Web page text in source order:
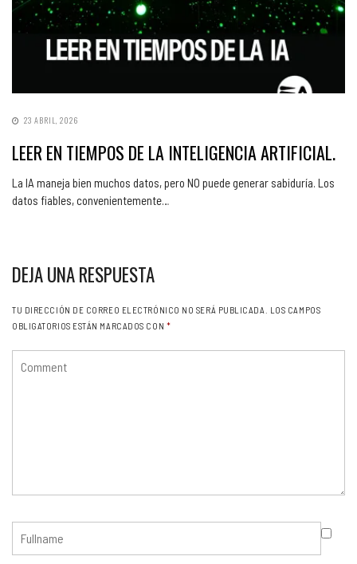
23 ABRIL, 2026
LEER EN TIEMPOS DE LA INTELIGENCIA ARTIFICIAL.
La IA maneja bien muchos datos, pero NO puede generar sabiduría. Los
datos fiables, convenientemente…
DEJA UNA RESPUESTA
TU DIRECCIÓN DE CORREO ELECTRÓNICO NO SERÁ PUBLICADA.
LOS CAMPOS
OBLIGATORIOS ESTÁN MARCADOS CON *